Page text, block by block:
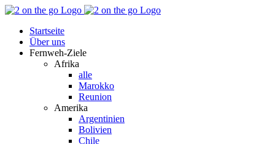
Zum
springen
Facebook
YouTube
Instagram
Pinterest
Rss
Startseite
Über uns
Fernweh-Ziele
Afrika
alle
Marokko
Reunion
Amerika
Argentinien
Bolivien
Chile